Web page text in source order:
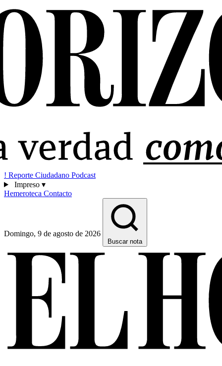
! Reporte Ciudadano Podcast
Impreso ▾
Hemeroteca Contacto
Domingo, 9 de agosto de 2026
Buscar nota